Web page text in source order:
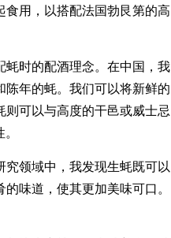
用，以搭配法国勃艮第的高
时的配酒理念。在中国，我
年的蚝。我们可以将新鲜的
可以与高度的干邑或威士忌
领域中，我发现生蚝既可以
味道，使其更加美味可口。